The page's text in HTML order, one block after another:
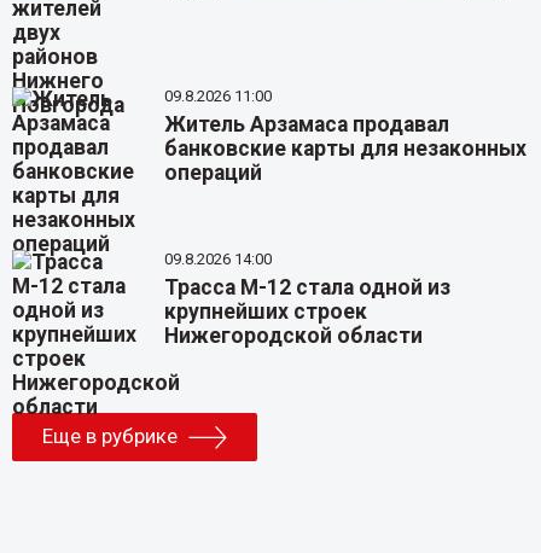
09.8.2026 11:00
Житель Арзамаса продавал
банковские карты для незаконных
операций
09.8.2026 14:00
Трасса М-12 стала одной из
крупнейших строек
Нижегородской области
Еще в рубрике